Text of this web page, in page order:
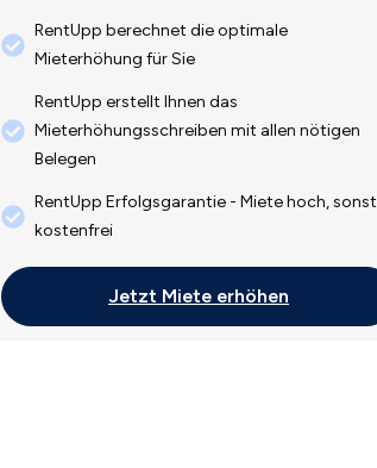
RentUpp berechnet die optimale
Mieterhöhung für Sie
RentUpp erstellt Ihnen das
Mieterhöhungsschreiben mit allen nötigen
Belegen
RentUpp Erfolgsgarantie - Miete hoch, sonst
kostenfrei
Jetzt Miete erhöhen